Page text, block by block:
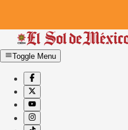
Toggle Menu